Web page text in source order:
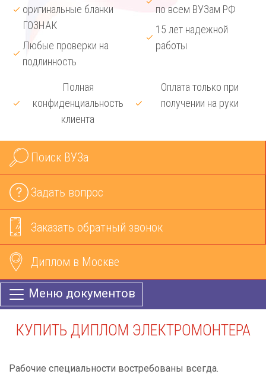
оригинальные бланки
ГОЗНАК
Любые проверки на
подлинность
по всем ВУЗам РФ
15 лет надежной
работы
Полная
конфиденциальность
клиента
Оплата только при
получении на руки
Поиск ВУЗа
Задать вопрос
Заказать обратный звонок
Диплом в Москве
Меню документов
КУПИТЬ ДИПЛОМ ЭЛЕКТРОМОНТЕРА
Рабочие специальности востребованы всегда.